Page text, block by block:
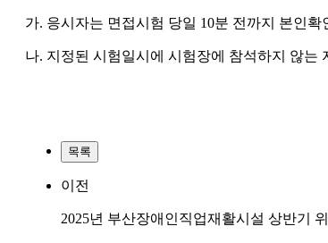
가. 응시자는 면접시험 당일 10분 전까지 본인
나. 지정된 시험일시에 시험장에 참석하지 않는
목록
이전
2025년 부산장애인직업재활시설 상반기